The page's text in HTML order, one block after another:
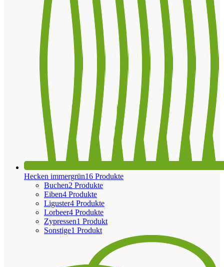
Hecken immergrün16 Produkte
Buchen2 Produkte
Eiben4 Produkte
Liguster4 Produkte
Lorbeer4 Produkte
Zypressen1 Produkt
Sonstige1 Produkt